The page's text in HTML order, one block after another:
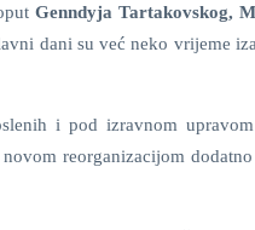
Genndyja Tartakovskog,
dani su već neko vrijeme
i pod izravnom
reorganizacijom